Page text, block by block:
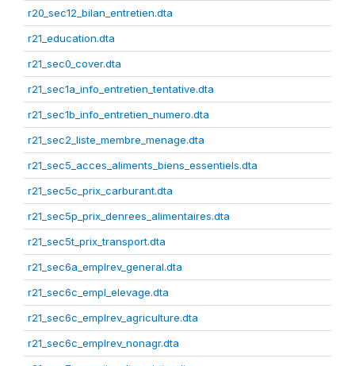
r20_sec12_bilan_entretien.dta
r21_education.dta
r21_sec0_cover.dta
r21_sec1a_info_entretien_tentative.dta
r21_sec1b_info_entretien_numero.dta
r21_sec2_liste_membre_menage.dta
r21_sec5_acces_aliments_biens_essentiels.dta
r21_sec5c_prix_carburant.dta
r21_sec5p_prix_denrees_alimentaires.dta
r21_sec5t_prix_transport.dta
r21_sec6a_emplrev_general.dta
r21_sec6c_empl_elevage.dta
r21_sec6c_emplrev_agriculture.dta
r21_sec6c_emplrev_nonagr.dta